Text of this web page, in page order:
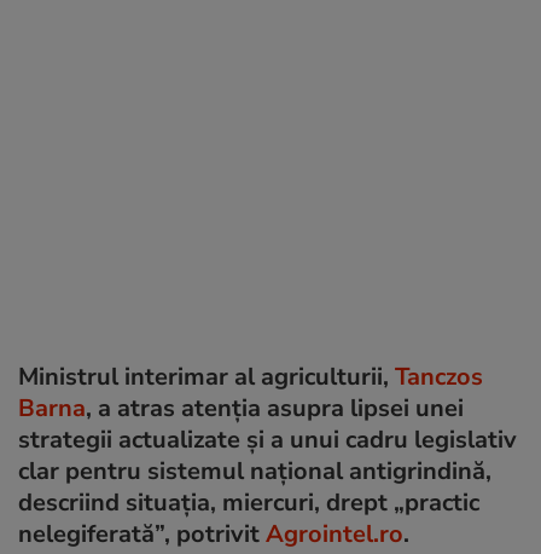
Ministrul interimar al agriculturii, Tanczos
Barna, a atras atenția asupra lipsei unei
strategii actualizate și a unui cadru legislativ
clar pentru sistemul național antigrindină,
descriind situația, miercuri, drept „practic
nelegiferată”, potrivitAgrointel.ro.